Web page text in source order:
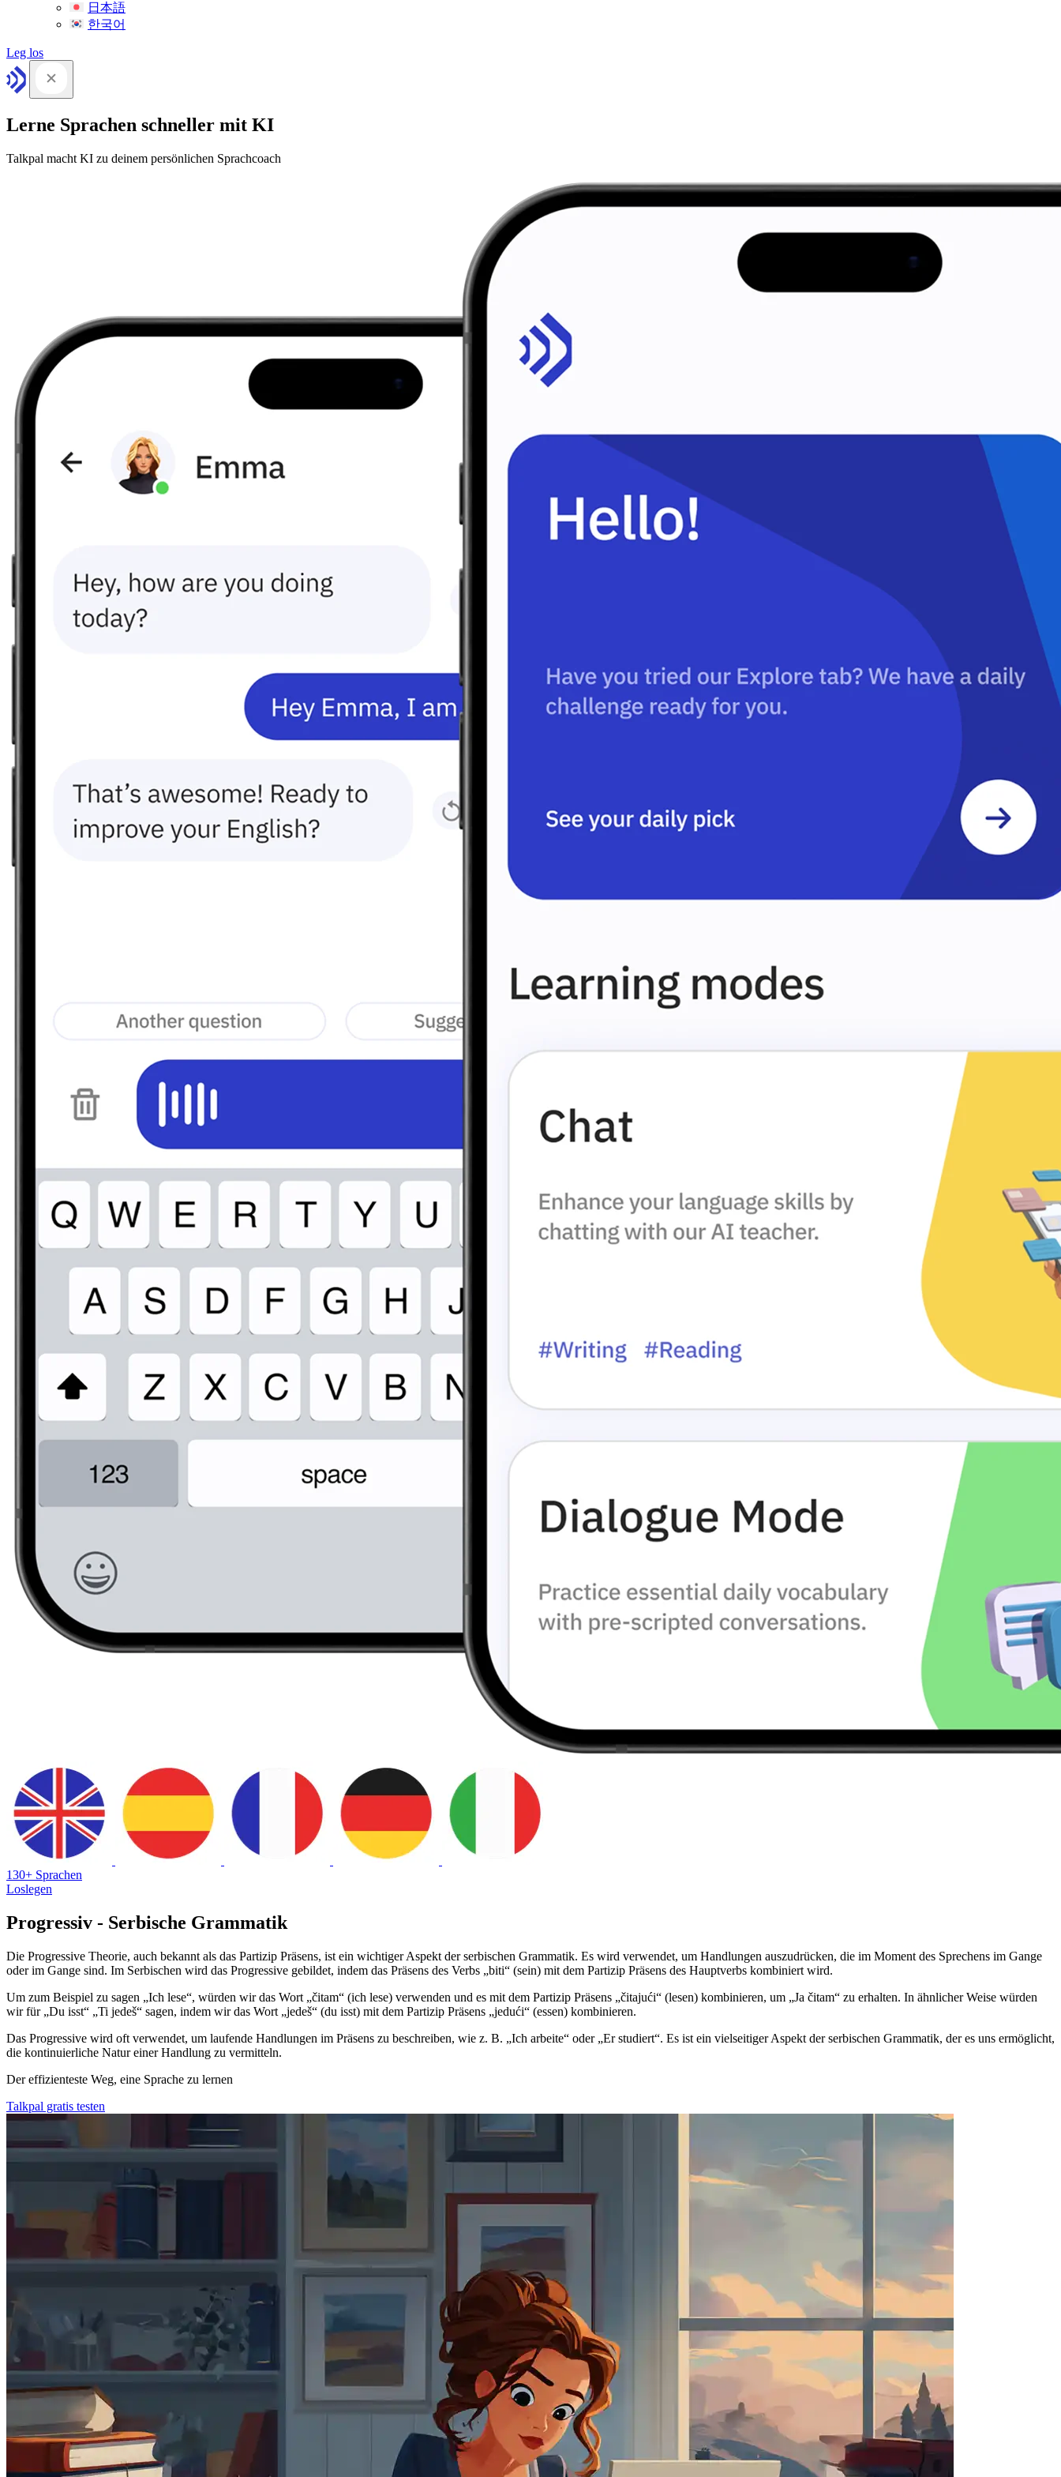
日本語
한국어
Leg los
Lerne Sprachen schneller mit KI
Talkpal macht KI zu deinem persönlichen Sprachcoach
130+ Sprachen
Loslegen
Progressiv - Serbische Grammatik
Die Progressive Theorie, auch bekannt als das Partizip Präsens, ist ein wichtiger Aspekt der serbischen Grammatik. Es wird verwendet, um Handlungen auszudrücken, die im Moment des Sprechens im Gange
oder im Gange sind. Im Serbischen wird das Progressive gebildet, indem das Präsens des Verbs „biti“ (sein) mit dem Partizip Präsens des Hauptverbs kombiniert wird.
Um zum Beispiel zu sagen „Ich lese“, würden wir das Wort „čitam“ (ich lese) verwenden und es mit dem Partizip Präsens „čitajući“ (lesen) kombinieren, um „Ja čitam“ zu erhalten. In ähnlicher Weise würden
wir für „Du isst“ „Ti jedeš“ sagen, indem wir das Wort „jedeš“ (du isst) mit dem Partizip Präsens „jedući“ (essen) kombinieren.
Das Progressive wird oft verwendet, um laufende Handlungen im Präsens zu beschreiben, wie z. B. „Ich arbeite“ oder „Er studiert“. Es ist ein vielseitiger Aspekt der serbischen Grammatik, der es uns ermöglicht,
die kontinuierliche Natur einer Handlung zu vermitteln.
Der effizienteste Weg, eine Sprache zu lernen
Talkpal gratis testen